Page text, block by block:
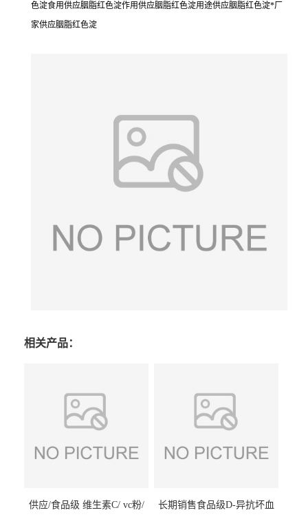
色淀食用供应胭脂红色淀作用供应胭脂红色淀用途供应胭脂红色淀*厂
家供应胭脂红色淀
相关产品：
供应/食品级 维生素C/ vc粉/
长期销售食品级D-异抗坏血